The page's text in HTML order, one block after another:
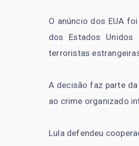
O anúncio dos EUA
dos Estados Unidos
terroristas
A decisão faz parte
ao crime organizado
Lula defendeu